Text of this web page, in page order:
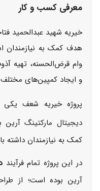
معرفی کسب و کار
خیریه شهید عبدالحمید
هدف کمک به نیازمندان
وام قرض‌الحسنه، تهیه
و ایجاد کمپین‌های
پروژه خیریه شعف یکی
دیجیتال مارکتینگ آرین
کمک به نیازمندان داشته
در این پروژه تمام فرآیند
آرین بوده است؛ از